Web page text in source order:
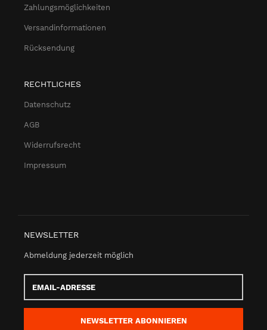
Zahlungsmöglichkeiten
Versandinformationen
Rücksendung
RECHTLICHES
Datenschutz
AGB
Widerrufsrecht
Impressum
NEWSLETTER
Abmeldung jederzeit möglich
Adresse
NEWSLETTER ABONNIEREN